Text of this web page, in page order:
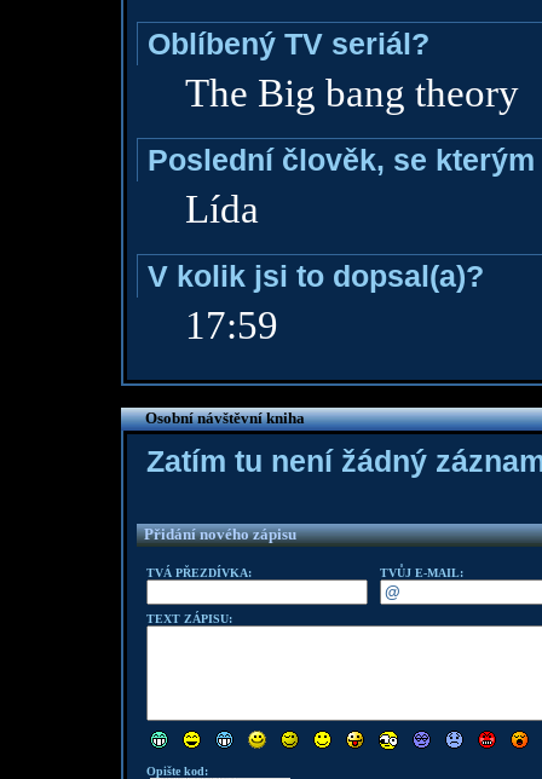
Oblíbený TV seriál?
The Big bang theory
Poslední člověk, se
Lída
V kolik jsi to dopsal(a)?
17:59
Osobní návštěvní kniha
Zatím tu není žádný
Přidání nového zápisu
TVÁ PŘEZDÍVKA: TVŮJ E-MAIL:
TEXT ZÁPISU:
Opište kod: